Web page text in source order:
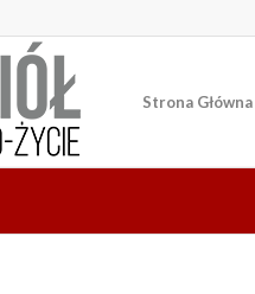
Strona Główna